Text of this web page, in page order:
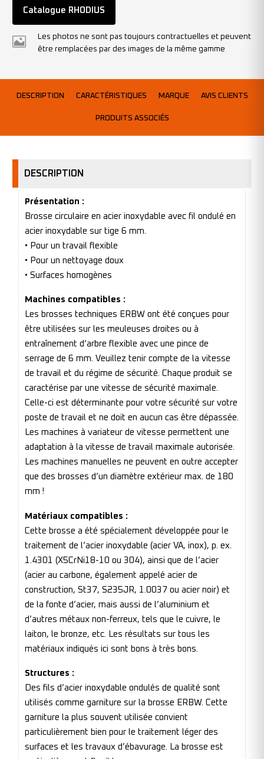
Catalogue RHODIUS
Les photos ne sont pas toujours contractuelles et peuvent
être remplacées par des images de la même gamme
DESCRIPTION CARACTÉRISTIQUES MARQUE AVIS CLIENTS
PRODUITS ASSOCIÉS
DESCRIPTION
Présentation :
Brosse circulaire en acier inoxydable avec fil ondulé en
acier inoxydable sur tige 6 mm.
• Pour un travail flexible
• Pour un nettoyage doux
• Surfaces homogènes
Machines compatibles :
Les brosses techniques ERBW ont été conçues pour
être utilisées sur les meuleuses droites ou à
entraînement d’arbre flexible avec une pince de
serrage de 6 mm. Veuillez tenir compte de la vitesse
de travail et du régime de sécurité. Chaque produit se
caractérise par une vitesse de sécurité maximale.
Celle-ci est déterminante pour votre sécurité sur votre
poste de travail et ne doit en aucun cas être dépassée.
Les machines à variateur de vitesse permettent une
adaptation à la vitesse de travail maximale autorisée.
Les machines manuelles ne peuvent en outre accepter
que des brosses d’un diamètre extérieur max. de 180
mm !
Matériaux compatibles :
Cette brosse a été spécialement développée pour le
traitement de l’acier inoxydable (acier VA, inox), p. ex.
1.4301 (X5CrNi18-10 ou 304), ainsi que de l’acier
(acier au carbone, également appelé acier de
construction, St37, S235JR, 1.0037 ou acier noir) et
de la fonte d’acier, mais aussi de l’aluminium et
d’autres métaux non-ferreux, tels que le cuivre, le
laiton, le bronze, etc. Les résultats sur tous les
matériaux indiqués ici sont bons à très bons.
Structures :
Des fils d’acier inoxydable ondulés de qualité sont
utilisés comme garniture sur la brosse ERBW. Cette
garniture la plus souvent utilisée convient
particulièrement bien pour le traitement léger des
surfaces et les travaux d’ébavurage. La brosse est